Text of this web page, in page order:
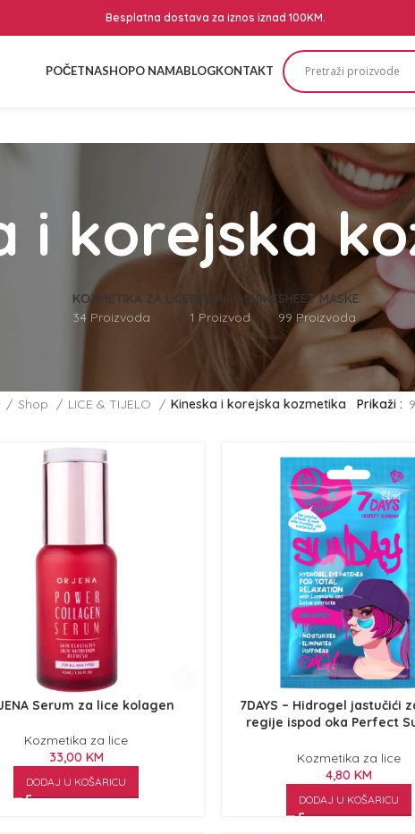
Besplatna dostava za iznos iznad 100KM.
POČETNASHOPO NAMABLOGKONTAKT
i korejska
KOZMETIKA ZA LICE
34 Proizvoda
PEDIKIR MASKE
1 Proizvod
SHEET MASKE
99 Proizvoda
Shop LICE & TIJELO Kineska i korejska kozmetika Prikaži 9
Serum za lice kolagen
Kozmetika za lice
33,00 KM
DODAJ U KOŠARICU
7DAYS – Hidrogel jastučići
regije ispod oka Perfect
Kozmetika za lice
4,80 KM
DODAJ U KOŠARICU